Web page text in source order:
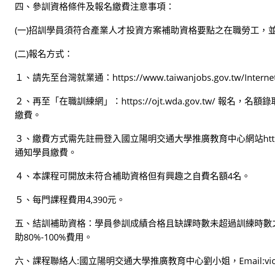
四、參訓資格條件及報名繳費注意事項：
(一)招訓學員須符合產業人才投資方案補助資格要點之在職勞工，
(二)報名方式：
１、請先至台灣就業通：https://www.taiwanjobs.gov.tw/
２、再至「在職訓練網」：https://ojt.wda.gov.tw/ 報名，名額錄
繳費。
３、繳費方式需先註冊登入國立陽明交通大學推廣教育中心網
通知學員繳費。
４、本課程可開放未符合補助資格但有興趣之自費名額4名。
５、每門課程費用4,390元。
五、結訓補助資格：學員參訓成績合格且缺課時數未超過訓練時
助80%-100%費用。
六、課程聯絡人:國立陽明交通大學推廣教育中心劉小姐，